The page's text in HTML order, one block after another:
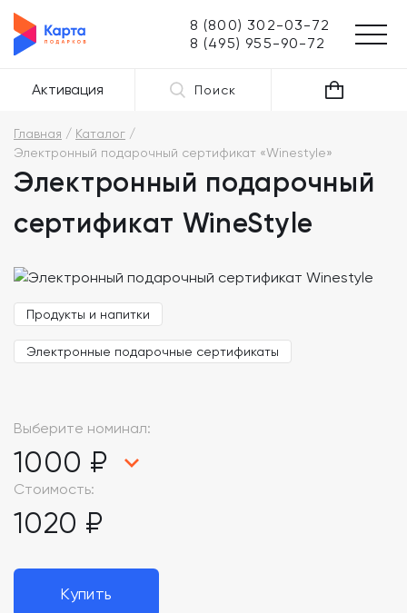
8 (800) 302-03-72
8 (495) 955-90-72
Активация Поиск
Главная
Каталог
Электронный подарочный сертификат «Winestyle»
Электронный подарочный
сертификат WineStyle
Продукты и напитки
Электронные подарочные сертификаты
Выберите номинал:
1000 ₽
Стоимость:
1020 ₽
Купить